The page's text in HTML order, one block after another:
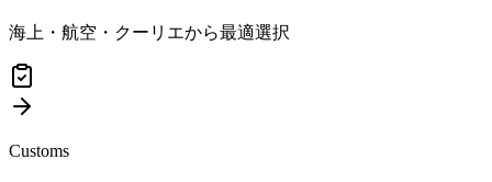
海上・航空・クーリエから最適選択
Customs